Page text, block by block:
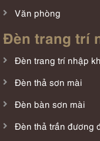
Văn phòng
Đèn trang trí
Đèn trang trí nhập
Đèn thả sơn mài
Đèn bàn sơn mài
Đèn thả trần đương